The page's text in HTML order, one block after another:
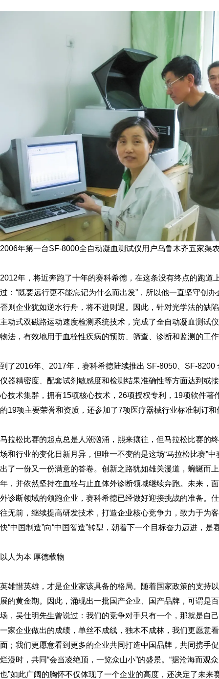
2006年第一台SF-8000全自动凝血测试仪用户乌鲁木齐五家渠
2012年，将近奔跑了十年的赛科希德，在这条没有终点的跑
过：“既要远行更不能忘记为什么而出发”，所以他一直坚守创
否则企业犹如逆水行舟，将不进则退。因此，针对光学法的缺
主动式双磁路运动速度检测系统技术，完成了全自动凝血测试
物法，有效地用于血栓性疾病的预防、筛查、诊断和监测的工
到了2016年、2017年，赛科希德陆续推出 SF-8050、SF-
仪器精密度、配套试剂敏感度和检测结果准确性等方面达到或
心技术集群，拥有15项核心技术，26项授权专利，19项软件
的19项主要荣誉和资质，还参加了7项医疗器械行业标准制订
马拉松比赛的起点总是人潮汹涌，熙来攘往，但马拉松比赛的
场和行业的变化日新月异，但唯一不变的是这场“马拉松比赛”
出了一份又一份满意的答卷。创新之路犹如雄关漫道，蜿蜒而
年，并依然坚持在血栓与止血体外诊断领域继续奔跑。未来，
外诊断领域的领跑企业，赛科希德已经做好迎接挑战的准备。
往无前，继续提高研发技术，打造企业核心竞争力，致力于为
快“中国制造”向“中国智造”转型，朝着下一个目标奋力迈进，
以人为本 厚德载物
英雄惜英雄，才是企业家该具备的格局。随着国家政策的支持
展的黄金期。因此，涌现出一批国产企业、国产品牌，可谓是
场，吴仕明先生曾说过：我们的竞争对手只有一个，那就是自
一家企业做出的成绩，单丝不成线，独木不成林，我们更愿意
面；我们更愿意看到更多的企业共同打造中国品牌，共同携手
烂漫时，共同“会当凌绝顶，一览众山小”的盛景。“据沧海而
也”如此广阔的胸怀不仅体现了一个企业的高度，还决定了未来